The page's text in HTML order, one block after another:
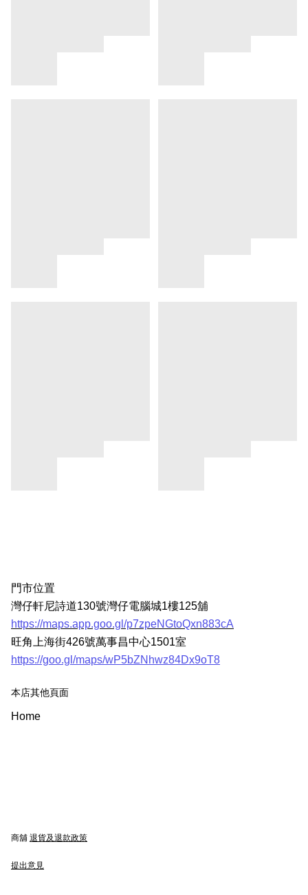
門市位置
灣仔軒尼詩道130號灣仔電腦城1樓125舖
https://maps.app.goo.gl/p7zpeNGtoQxn883cA
旺角上海街426號萬事昌中心1501室
https://goo.gl/maps/wP5bZNhwz84Dx9oT8
本店其他頁面
Home
商舖 退貨及退款政策
提出意見